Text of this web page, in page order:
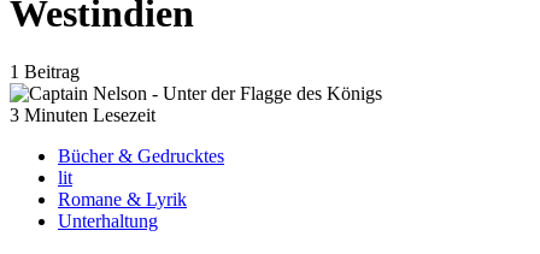
Westindien
1 Beitrag
3 Minuten Lesezeit
Bücher & Gedrucktes
lit
Romane & Lyrik
Unterhaltung